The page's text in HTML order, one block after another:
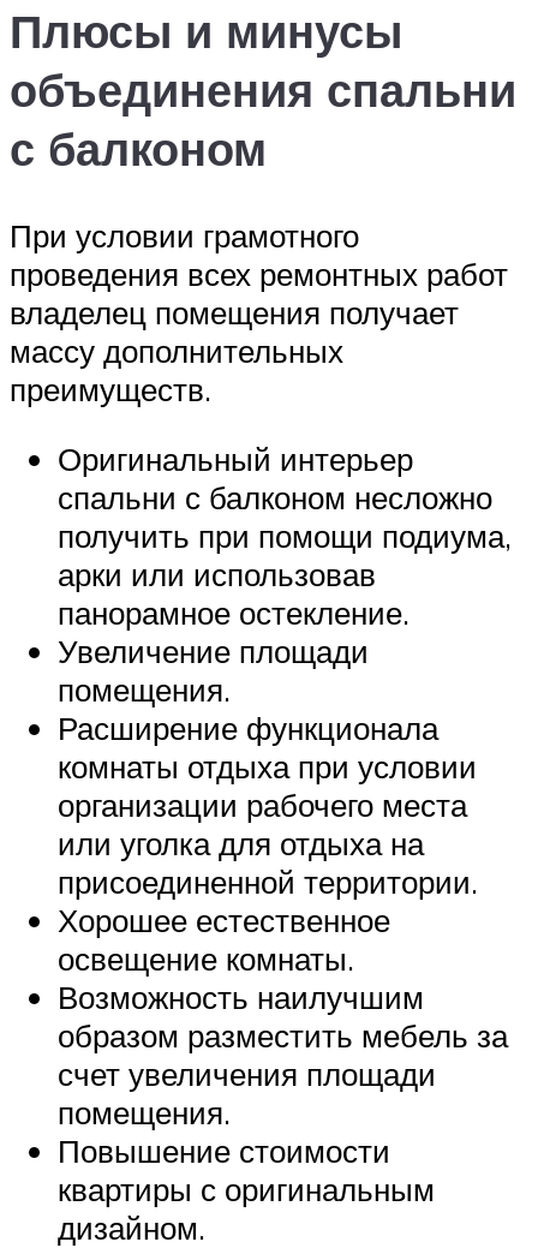
Плюсы и минусы
объединения спальни
с балконом
При условии грамотного
проведения всех ремонтных работ
владелец помещения получает
массу дополнительных
преимуществ.
Оригинальный интерьер
спальни с балконом несложно
получить при помощи подиума,
арки или использовав
панорамное остекление.
Увеличение площади
помещения.
Расширение функционала
комнаты отдыха при условии
организации рабочего места
или уголка для отдыха на
присоединенной территории.
Хорошее естественное
освещение комнаты.
Возможность наилучшим
образом разместить мебель за
счет увеличения площади
помещения.
Повышение стоимости
квартиры с оригинальным
дизайном.